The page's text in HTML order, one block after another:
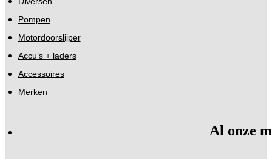
Pompen
Motordoorslijper
Accu’s + laders
Accessoires
Merken
Al onze